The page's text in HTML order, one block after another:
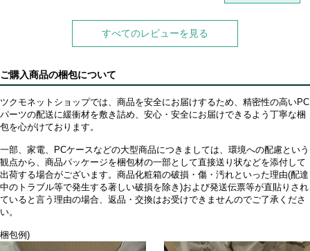
すべてのレビューを見る
ご購入商品の梱包について
ツクモネットショップでは、商品を安全にお届けするため、精密性の高いPC
パーツの配送に緩衝材を敷き詰め、安心・安全にお届けできるよう丁寧な梱
包を心がけております。
一部、家電、PCケースなどの大型商品につきましては、環境への配慮という
観点から、商品パッケージを梱包材の一部として直接送り状などを添付して
出荷する場合がございます。商品化粧箱の破損・傷・汚れといった理由(配達
中のトラブル等で発生する著しい破損を除き)および発送伝票等が直貼りされ
ていると言う理由の場合、返品・交換はお受けできませんのでご了承くださ
い。
梱包例)